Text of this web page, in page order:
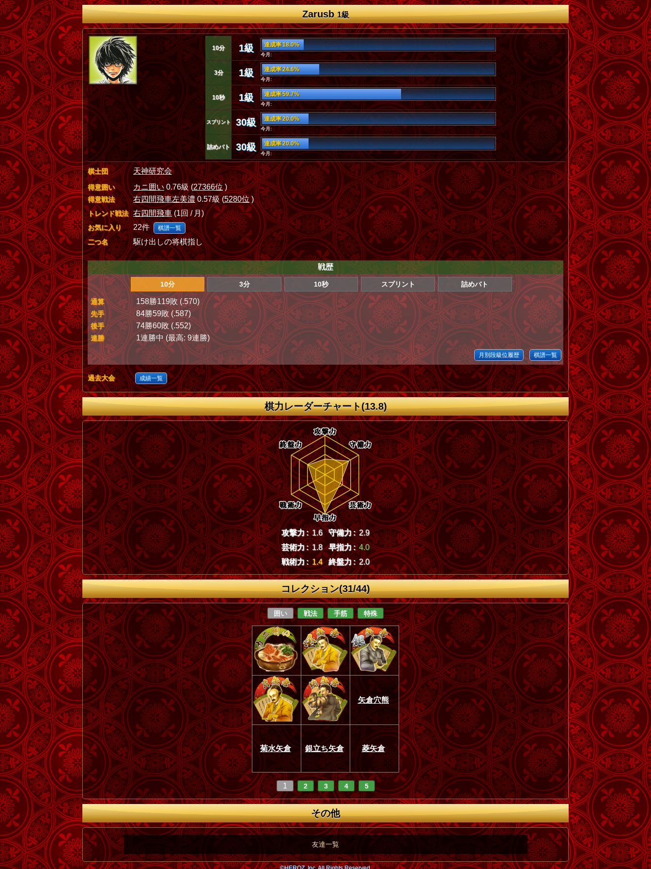
Zarusb1級
10分 1級 達成率 18.0%
今月:
3分 1級 達成率 24.6%
今月:
10秒 1級 達成率 59.7%
今月:
スプリント 30級 達成率 20.0%
今月:
詰めバト 30級 達成率 20.0%
今月:
棋士団 天神研究会
得意囲い カニ囲い0.76級 (27366位)
得意戦法 右四間飛車左美濃0.57級 (5280位)
トレンド戦法 右四間飛車(1回 / 月)
お気に入り 22件 棋譜一覧
二つ名 駆け出しの将棋指し
戦歴
10分 3分 10秒 スプリント 詰めバト
通算 158勝119敗 (.570)
先手 84勝59敗 (.587)
後手 74勝60敗 (.552)
連勝 1連勝中 (最高: 9連勝)
月別段級位履歴 棋譜一覧
過去大会 成績一覧
棋力レーダーチャート(13.8)
攻撃力 : 1.6 守備力 : 2.9
芸術力 : 1.8 早指力 : 4.0
戦術力 : 1.4 終盤力 : 2.0
コレクション(31/44)
囲い 戦法 手筋 特殊
矢倉穴熊
菊水矢倉 銀立ち矢倉 菱矢倉
1 2 3 4 5
その他
友達一覧